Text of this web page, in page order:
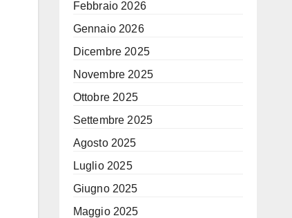
Febbraio 2026
Gennaio 2026
Dicembre 2025
Novembre 2025
Ottobre 2025
Settembre 2025
Agosto 2025
Luglio 2025
Giugno 2025
Maggio 2025